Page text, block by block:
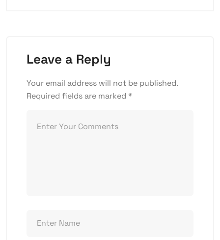
Leave a Reply
Your email address will not be published.
Required fields are marked *